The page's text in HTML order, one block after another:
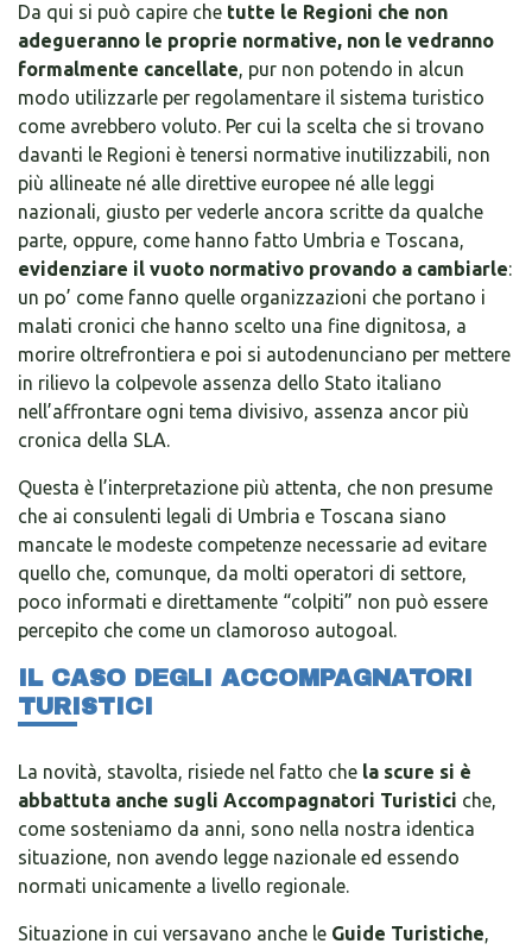
Da qui si può capire che tutte le Regioni che non
adegueranno le proprie normative, non le vedranno
formalmente cancellate, pur non potendo in alcun
modo utilizzarle per regolamentare il sistema turistico
come avrebbero voluto. Per cui la scelta che si trovano
davanti le Regioni è tenersi normative inutilizzabili, non
più allineate né alle direttive europee né alle leggi
nazionali, giusto per vederle ancora scritte da qualche
parte, oppure, come hanno fatto Umbria e Toscana,
evidenziare il vuoto normativo provando a cambiarle:
un po’ come fanno quelle organizzazioni che portano i
malati cronici che hanno scelto una fine dignitosa, a
morire oltrefrontiera e poi si autodenunciano per mettere
in rilievo la colpevole assenza dello Stato italiano
nell’affrontare ogni tema divisivo, assenza ancor più
cronica della SLA.
Questa è l’interpretazione più attenta, che non presume
che ai consulenti legali di Umbria e Toscana siano
mancate le modeste competenze necessarie ad evitare
quello che, comunque, da molti operatori di settore,
poco informati e direttamente “colpiti” non può essere
percepito che come un clamoroso autogoal.
IL CASO DEGLI ACCOMPAGNATORI
TURISTICI
La novità, stavolta, risiede nel fatto che la scure si è
abbattuta anche sugli Accompagnatori Turistici che,
come sosteniamo da anni, sono nella nostra identica
situazione, non avendo legge nazionale ed essendo
normati unicamente a livello regionale.
Situazione in cui versavano anche le Guide Turistiche,